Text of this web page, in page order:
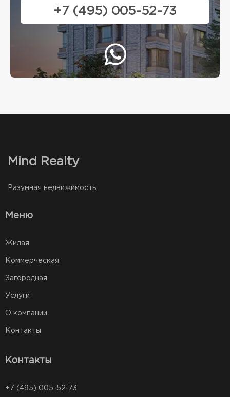
+7 (495) 005-52-73
Mind Realty
Разумная недвижимость
Меню
Жилая
Коммерческая
Загородная
Услуги
О компании
Контакты
Контакты
+7 (495) 005-52-73